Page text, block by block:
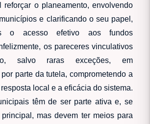
reforçar o planeamento, envolvendo
e clarificando o seu papel,
o acesso efetivo aos fundos
os pareceres vinculativos
salvo raras exceções, em
parte da tutela, comprometendo a
local e a eficácia do sistema.
têm de ser parte ativa e, se
mas devem ter meios para